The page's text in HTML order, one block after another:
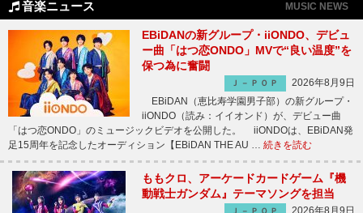
音楽ニュース MUSIC NEWS
EBiDANの新グループ・iiONDO、デビュ
ー曲「はつ恋ONDO」MVで“良い温度”を
保つ為に奮闘
Ｊ－ＰＯＰ
2026年8月9日
EBiDAN（恵比寿学園男子部）の新グループ・
iiONDO（読み：イイオンド）が、デビュー曲
「はつ恋ONDO」のミュージックビデオを公開した。 iiONDOは、EBiDAN発
足15周年を記念したオーディション【EBiDAN THE AU … 続きを読む
ももクロ、アーケードカードゲーム『機
動戦士ガンダム』テーマソングを担当
Ｊ－ＰＯＰ
2026年8月9日